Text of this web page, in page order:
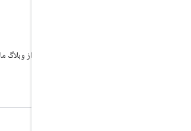
برای اطلاعیه های مهم از وبلاگ ما